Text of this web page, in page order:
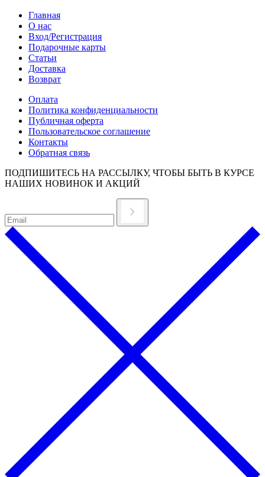
Главная
О нас
Вход/Регистрация
Подарочные карты
Статьи
Доставка
Возврат
Оплата
Политика конфиденциальности
Публичная оферта
Пользовательское соглашение
Контакты
Обратная связь
ПОДПИШИТЕСЬ НА РАССЫЛКУ, ЧТОБЫ БЫТЬ В КУРСЕ
НАШИХ НОВИНОК И АКЦИЙ